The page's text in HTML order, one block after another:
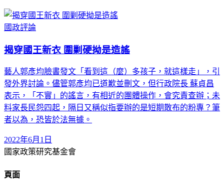
國政評論
揭穿國王新衣 圍剿硬拗是造謠
藝人郭彥均臉書發文「看到這（麼）多孩子，就這樣走」，引
發外界討論。儘管郭彥均已道歉並刪文，但行政院長 蘇貞昌
表示，「不實」的謠言，有相近的團體操作，會究責查辦；未
料家長民怨四起，隔日又稱似指要辦的是短期散布的粉專？筆
者以為，恐皆於法無據。
2022年6月1日
國家政策研究基金會
頁面